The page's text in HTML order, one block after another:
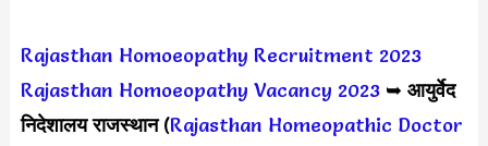
Rajasthan Homoeopathy Recruitment 2023
Rajasthan Homoeopathy Vacancy 2023➥ आयुर्वेद
निदेशालय राजस्थान(Rajasthan Homeopathic Doctor